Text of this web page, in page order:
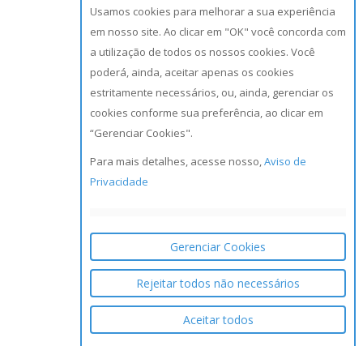
Usamos cookies para melhorar a sua experiência
em nosso site. Ao clicar em "OK" você concorda com
a utilização de todos os nossos cookies. Você
poderá, ainda, aceitar apenas os cookies
estritamente necessários, ou, ainda, gerenciar os
cookies conforme sua preferência, ao clicar em
“Gerenciar Cookies".
Para mais detalhes, acesse nosso,Aviso de
Privacidade
Gerenciar Cookies
Rejeitar todos não necessários
Aceitar todos